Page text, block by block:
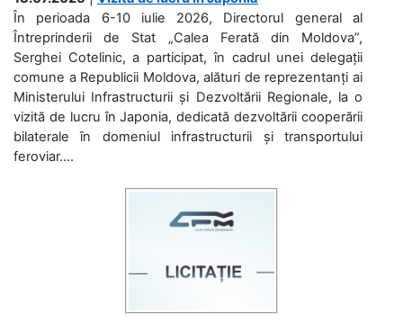
În perioada 6-10 iulie 2026, Directorul general al
Întreprinderii de Stat „Calea Ferată din Moldova”,
Serghei Cotelinic, a participat, în cadrul unei delegații
comune a Republicii Moldova, alături de reprezentanți ai
Ministerului Infrastructurii și Dezvoltării Regionale, la o
vizită de lucru în Japonia, dedicată dezvoltării cooperării
bilaterale în domeniul infrastructurii și transportului
feroviar....